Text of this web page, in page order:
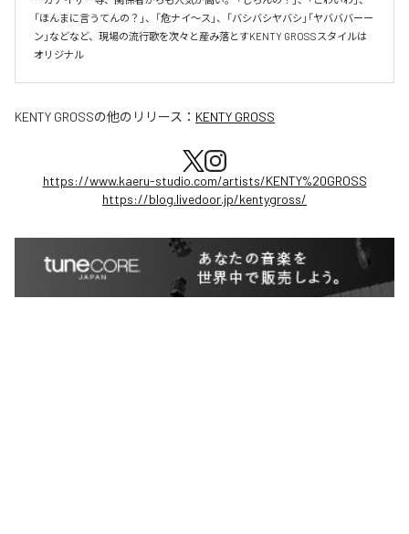
「ほんまに言うてんの？」、「危ナイ～ス」、「バシバシヤバシ」「ヤバババーー
ン」などなど、現場の流行歌を次々と産み落とすKENTY GROSSスタイルは
オリジナル
KENTY GROSSの他のリリース： KENTY GROSS
https://www.kaeru-studio.com/artists/KENTY%20GROSS
https://blog.livedoor.jp/kentygross/